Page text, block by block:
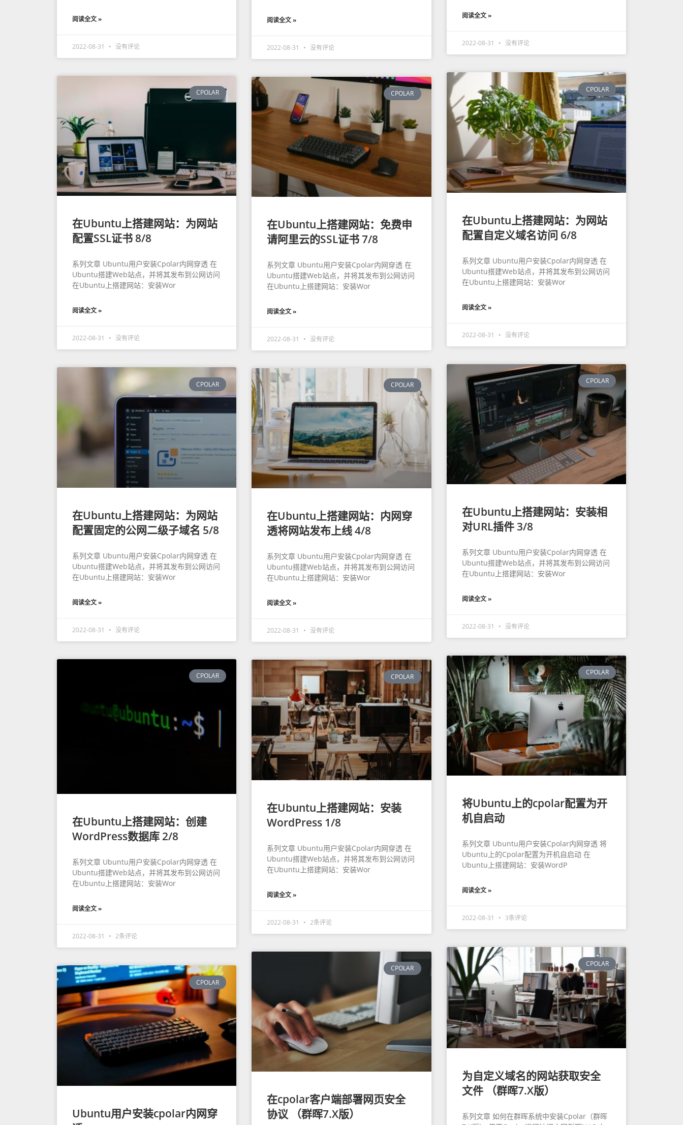
阅读全文 »
2022-08-31 没有评论
阅读全文 »
2022-08-31 没有评论
阅读全文 »
2022-08-31 没有评论
CPOLAR
在Ubuntu上搭建网站：为网站
配置SSL证书 8/8
系列文章 Ubuntu用户安装Cpolar内网穿透 在
Ubuntu搭建Web站点，并将其发布到公网访问
在Ubuntu上搭建网站：安装Wor
阅读全文 »
2022-08-31 没有评论
CPOLAR
在Ubuntu上搭建网站：免费申
请阿里云的SSL证书 7/8
系列文章 Ubuntu用户安装Cpolar内网穿透 在
Ubuntu搭建Web站点，并将其发布到公网访问
在Ubuntu上搭建网站：安装Wor
阅读全文 »
2022-08-31 没有评论
CPOLAR
在Ubuntu上搭建网站：为网站
配置自定义域名访问 6/8
系列文章 Ubuntu用户安装Cpolar内网穿透 在
Ubuntu搭建Web站点，并将其发布到公网访问
在Ubuntu上搭建网站：安装Wor
阅读全文 »
2022-08-31 没有评论
CPOLAR
在Ubuntu上搭建网站：为网站
配置固定的公网二级子域名 5/8
系列文章 Ubuntu用户安装Cpolar内网穿透 在
Ubuntu搭建Web站点，并将其发布到公网访问
在Ubuntu上搭建网站：安装Wor
阅读全文 »
2022-08-31 没有评论
CPOLAR
在Ubuntu上搭建网站：内网穿
透将网站发布上线 4/8
系列文章 Ubuntu用户安装Cpolar内网穿透 在
Ubuntu搭建Web站点，并将其发布到公网访问
在Ubuntu上搭建网站：安装Wor
阅读全文 »
2022-08-31 没有评论
CPOLAR
在Ubuntu上搭建网站：安装相
对URL插件 3/8
系列文章 Ubuntu用户安装Cpolar内网穿透 在
Ubuntu搭建Web站点，并将其发布到公网访问
在Ubuntu上搭建网站：安装Wor
阅读全文 »
2022-08-31 没有评论
CPOLAR
在Ubuntu上搭建网站：创建
WordPress数据库 2/8
系列文章 Ubuntu用户安装Cpolar内网穿透 在
Ubuntu搭建Web站点，并将其发布到公网访问
在Ubuntu上搭建网站：安装Wor
阅读全文 »
2022-08-31 2条评论
CPOLAR
在Ubuntu上搭建网站：安装
WordPress 1/8
系列文章 Ubuntu用户安装Cpolar内网穿透 在
Ubuntu搭建Web站点，并将其发布到公网访问
在Ubuntu上搭建网站：安装Wor
阅读全文 »
2022-08-31 2条评论
CPOLAR
将Ubuntu上的cpolar配置为开
机自启动
系列文章 Ubuntu用户安装Cpolar内网穿透 将
Ubuntu上的Cpolar配置为开机自启动 在
Ubuntu上搭建网站：安装WordP
阅读全文 »
2022-08-31 3条评论
CPOLAR
Ubuntu用户安装cpolar内网穿
CPOLAR
在cpolar客户端部署网页安全
协议 （群晖7.X版）
CPOLAR
为自定义域名的网站获取安全
文件 （群晖7.X版）
系列文章 如何在群晖系统中安装Cpolar（群晖